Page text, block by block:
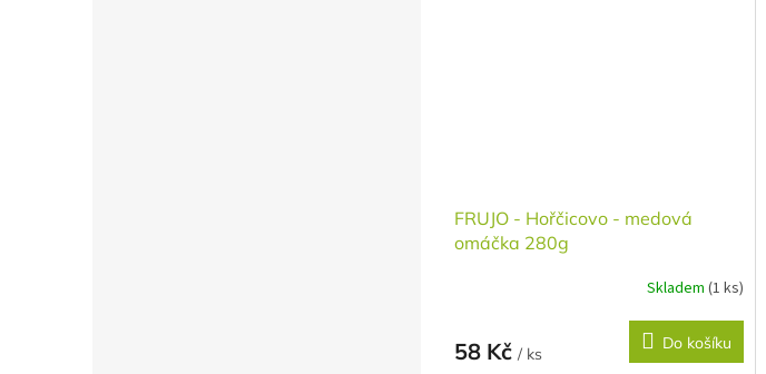
FRUJO - Hořčicovo - medová
omáčka 280g
Skladem (1 ks)
58 Kč / ks
Do košíku